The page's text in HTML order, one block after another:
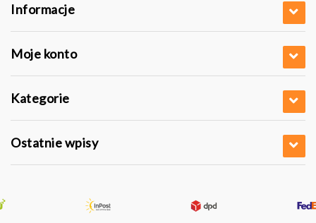
Informacje
Moje konto
Kategorie
Ostatnie wpisy